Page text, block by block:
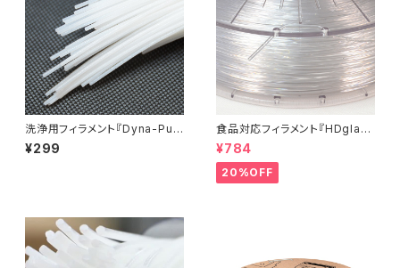
洗浄用フィラメント『Dyna-Pur
ge 3D Clean』お試しサンプル
¥299
食品対応フィラメント『HDglas
s』：お試しサンプル 10M
¥784
20%OFF